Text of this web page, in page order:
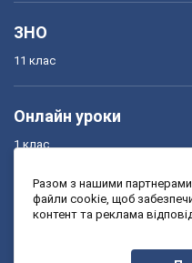
ЗНО
11 клас
Онлайн уроки
1 клас
3 клас
Разом з нашими
файли cookie, щоб
контент та реклама